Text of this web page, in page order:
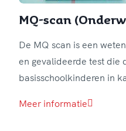
MQ-scan
De MQ scan is een
en gevalideerde test die
basisschoolkinderen in
Meer informatie